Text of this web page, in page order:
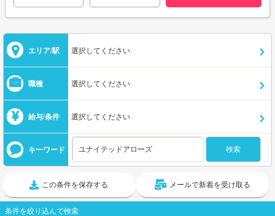
エリア/駅 選択してください
職種 選択してください
給与/条件 選択してください
キーワード
この条件を保存する メールで新着を受け取る
条件を絞り込んで検索